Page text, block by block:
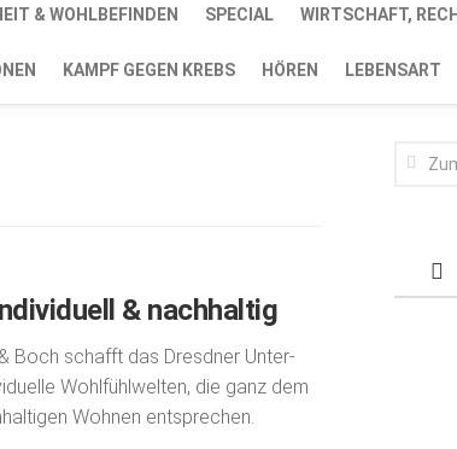
& WOHLBEFINDEN SPECIAL WIRTSCHAFT,
KAMPF GEGEN KREBS HÖREN LEBENSART
& nachhaltig
Boch schafft das Dresdner Unter­
Wohlfühlwelten, die ganz dem
Wohnen entsprechen.